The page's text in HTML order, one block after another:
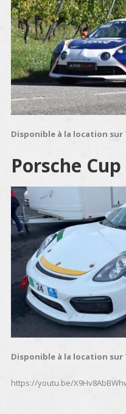
Disponible à la location sur
Porsche Cup
Disponible à la location sur
https://youtu.be/